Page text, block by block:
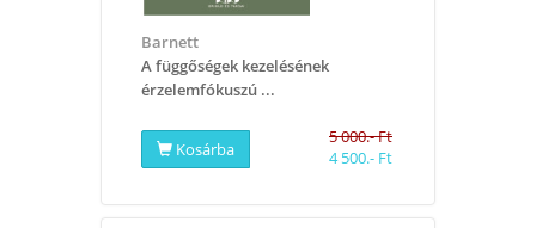
Barnett
A függőségek kezelésének
érzelemfókuszú ...
Kosárba
5 000.- Ft
4 500.- Ft